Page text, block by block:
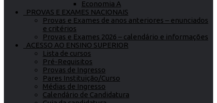
Economia A
PROVAS E EXAMES NACIONAIS
Provas e Exames de anos anteriores – enunciados
e critérios
Provas e Exames 2026 – calendário e informações
ACESSO AO ENSINO SUPERIOR
Lista de cursos
Pré-Requisitos
Provas de Ingresso
Pares Instituição/Curso
Médias de Ingresso
Calendário de Candidatura